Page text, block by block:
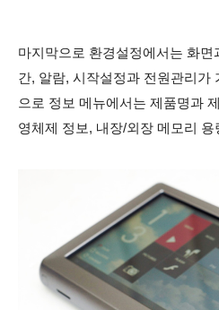
마지막으로 환경설정에서는 화면
간, 알람, 시작설정과 전원관리가
으로 정보 메뉴에서는 제품명과
영체제 정보, 내장/외장 메모리